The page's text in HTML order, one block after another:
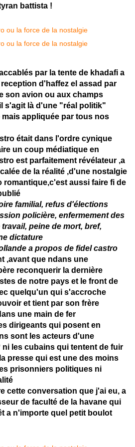
battista !
par la tente de khadafi a
d'haffez el assad par
son avion ou aux champs
s'agit là d'une "réal politik"
appliquée par tous nos
était dans l'ordre cynique
un coup médiatique en
est parfaitement révélateur ,a
de la réalité ,d'une nostalgie
romantique,c'est aussi faire fi de
familial, refus d'élections
policière, enfermement des
peine de mort, bref,
dictature
a propos de fidel castro
,avant que ndans une
reconquerir la dernière
de notre pays et le front de
quelqu'un qui s'accroche
et tient par son frère
une main de fer
dirigeants qui posent en
sont les acteurs d'une
ni les cubains qui tentent de fuir
presse qui est une des moins
prisonniers politiques ni
cette conversation que j'ai eu, a
de faculté de la havane qui
a n'importe quel petit boulot